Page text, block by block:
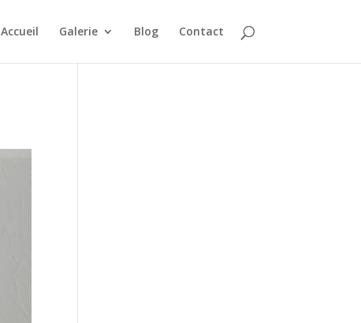
Accueil Galerie Blog Contact